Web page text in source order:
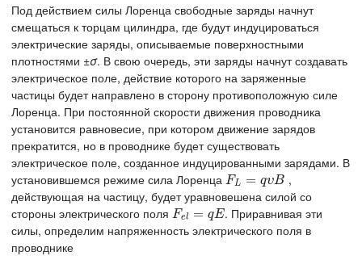
Под действием силы Лоренца свободные заряды начнут
смещаться к торцам цилиндра, где будут индуцироваться
электрические заряды, описываемые поверхностными
плотностями ±σ. В свою очередь, эти заряды начнут создавать
электрическое поле, действие которого на заряженные
частицы будет направлено в сторону противоположную силе
Лоренца. При постоянной скорости движения проводника
установится равновесие, при котором движение зарядов
прекратится, но в проводнике будет существовать
электрическое поле, созданное индуцированными зарядами. В
установившемся режиме сила Лоренца FL = qυB
FL= qυ B
,
действующая на частицу, будет уравновешена силой со
стороны электрического поля Fel = qE
Fel =qE
. Приравнивая эти
силы, определим напряженность электрического поля в
проводнике